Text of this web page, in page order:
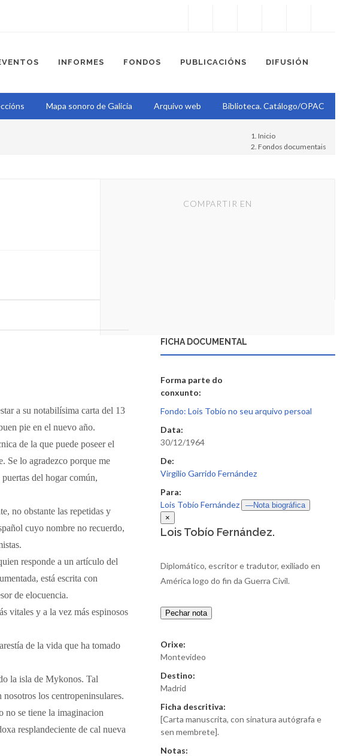
INFORMES FONDOS PUBLICACIÓNS DIFUSIÓN
Mapa sonoro de Galicia Arquivo web Biblioteca. Catálogo/OPAC
Inicio
Fondos documentais
COMPARTIR EN
a su notabilísima carta del 13
pie en el nuevo año.
de la que puede poseer el
Se lo agradezco porque me
del hogar común,
no obstante las repetidas y
cuyo nombre no recuerdo,
responde a un artículo del
está escrita con
de elocuencia.
vitales y a la vez más espinosos
de la vida que ha tomado
la isla de Mykonos. Tal
los centropeninsulares.
no se tiene la imaginacion
resplandeciente de cal nueva
FICHA DOCUMENTAL
Forma parte do
conxunto:
Fondo: Lois Tobío no seu arquivo persoal
Data:
30/12/1964
De:
Virgilio Garrido Fernández
Para:
Lois Tobío Fernández
—Nota biográfica
×
Lois Tobío Fernández.
Diplomático, escritor e tradutor, exiliado en
América logo do fin da Guerra Civil.
Pechar nota
Orixe:
Montevideo
Destino:
Madrid
Ficha descritiva:
[Carta manuscrita, con sinatura autógrafa e
sen membrete].
Notas: